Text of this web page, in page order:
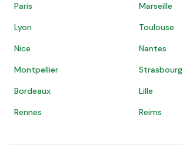
Paris
Marseille
Lyon
Toulouse
Nice
Nantes
Montpellier
Strasbourg
Bordeaux
Lille
Rennes
Reims